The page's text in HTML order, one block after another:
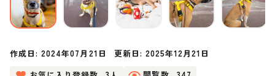
作成日:2024年07月21日 更新日: 2025年12月21日